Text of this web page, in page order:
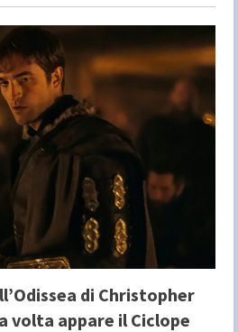
di Christopher
volta appare il Ciclope